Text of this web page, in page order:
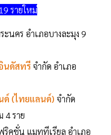
รายใหม่
นคร อำเภอบางละมุง 9
นดัสทรี จำกัด อำเภอ
ด์ (ไทยแลนด์) จำกัด
4 ราย
คชั่น แมททีเรียล อำเภอ